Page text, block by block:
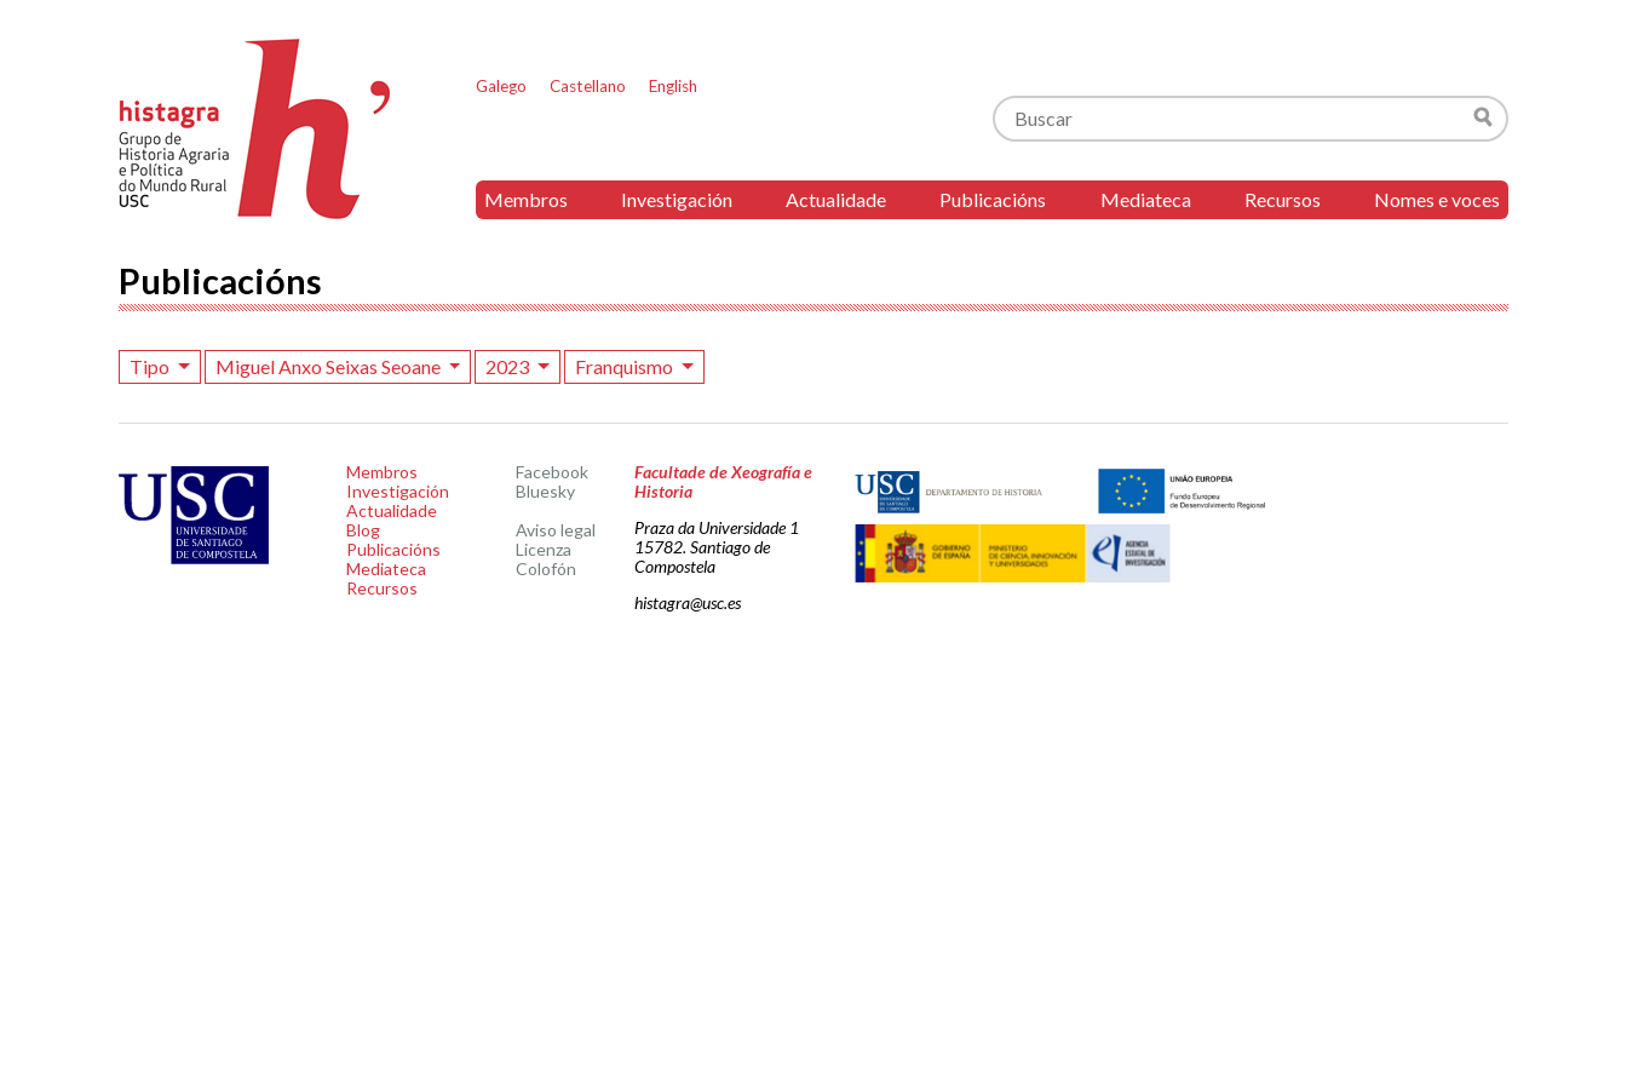
Galego Castellano English
Buscar
Buscar
Membros Investigación Actualidade Publicacións Mediateca Recursos Nomes e voces
Publicacións
Tipo Miguel Anxo Seixas Seoane 2023 Franquismo
Membros
Investigación
Actualidade
Blog
Publicacións
Mediateca
Recursos
Facebook
Bluesky
Aviso legal
Licenza
Colofón
Facultade de Xeografía e
Historia
Praza da Universidade 1
15782. Santiago de
Compostela
histagra@usc.es